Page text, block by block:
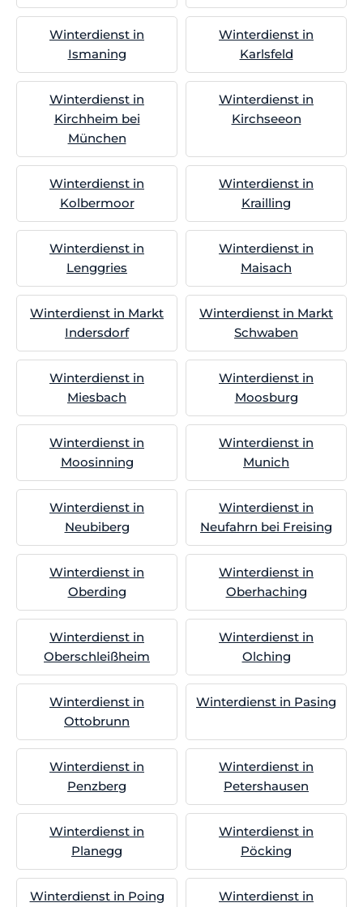
Winterdienst in
Ismaning
Winterdienst in
Karlsfeld
Winterdienst in
Kirchheim bei
München
Winterdienst in
Kirchseeon
Winterdienst in
Kolbermoor
Winterdienst in
Krailling
Winterdienst in
Lenggries
Winterdienst in
Maisach
Winterdienst in Markt
Indersdorf
Winterdienst in Markt
Schwaben
Winterdienst in
Miesbach
Winterdienst in
Moosburg
Winterdienst in
Moosinning
Winterdienst in
Munich
Winterdienst in
Neubiberg
Winterdienst in
Neufahrn bei Freising
Winterdienst in
Oberding
Winterdienst in
Oberhaching
Winterdienst in
Oberschleißheim
Winterdienst in
Olching
Winterdienst in
Ottobrunn
Winterdienst in Pasing
Winterdienst in
Penzberg
Winterdienst in
Petershausen
Winterdienst in
Planegg
Winterdienst in
Pöcking
Winterdienst in Poing
Winterdienst in